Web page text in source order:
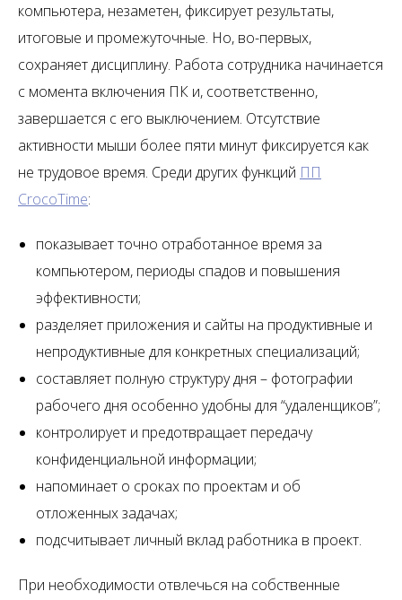
компьютера, незаметен, фиксирует результаты,
итоговые и промежуточные. Но, во-первых,
сохраняет дисциплину. Работа сотрудника начинается
с момента включения ПК и, соответственно,
завершается с его выключением. Отсутствие
активности мыши более пяти минут фиксируется как
не трудовое время. Среди других функций ПП
CrocoTime:
показывает точно отработанное время за
компьютером, периоды спадов и повышения
эффективности;
разделяет приложения и сайты на продуктивные и
непродуктивные для конкретных специализаций;
составляет полную структуру дня – фотографии
рабочего дня особенно удобны для “удаленщиков”;
контролирует и предотвращает передачу
конфиденциальной информации;
напоминает о сроках по проектам и об
отложенных задачах;
подсчитывает личный вклад работника в проект.
При необходимости отвлечься на собственные